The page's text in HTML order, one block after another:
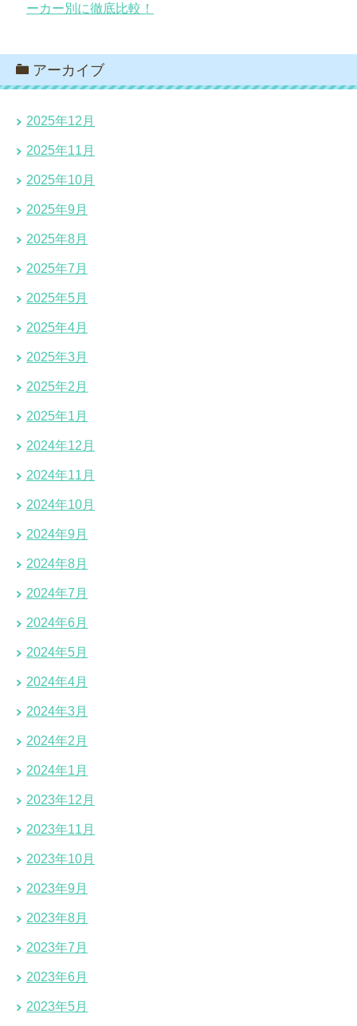
ーカー別に徹底比較！
アーカイブ
2025年12月
2025年11月
2025年10月
2025年9月
2025年8月
2025年7月
2025年5月
2025年4月
2025年3月
2025年2月
2025年1月
2024年12月
2024年11月
2024年10月
2024年9月
2024年8月
2024年7月
2024年6月
2024年5月
2024年4月
2024年3月
2024年2月
2024年1月
2023年12月
2023年11月
2023年10月
2023年9月
2023年8月
2023年7月
2023年6月
2023年5月